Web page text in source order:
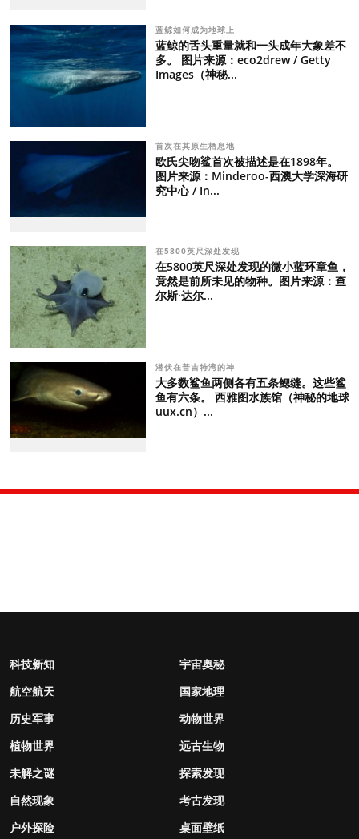
蓝鲸如何成为地球上
蓝鲸的舌头重量就和一头成年大象差不
多。 图片来源：eco2drew / Getty
Images（神秘...
首次在其原生栖息地
欧氏尖吻鲨首次被描述是在1898年。
图片来源：Minderoo-西澳大学深海研
究中心 / In...
在5800英尺深处发现
在5800英尺深处发现的微小蓝环章鱼，
竟然是前所未见的物种。图片来源：查
尔斯·达尔...
潜伏在普吉特湾的神
大多数鲨鱼两侧各有五条鳃缝。这些鲨
鱼有六条。 西雅图水族馆（神秘的地球
uux.cn）...
科技新知
宇宙奥秘
航空航天
国家地理
历史军事
动物世界
植物世界
远古生物
未解之谜
探索发现
自然现象
考古发现
户外探险
桌面壁纸